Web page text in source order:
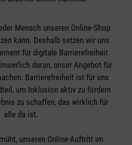
Mensch unseren Online-Shop
kann. Deshalb setzen wir uns
für digitale Barrierefreiheit
daran, unser Angebot für
Barrierefreiheit ist für uns
um Inklusion aktiv zu fördern
zu schaffen, das wirklich für
alle da ist.
unseren Online-Auftritt im